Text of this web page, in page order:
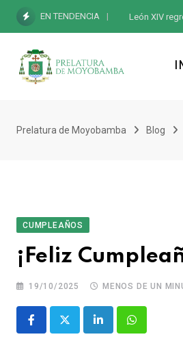
EN TENDENCIA León XIV
Prelatura de Moyobamba Blog
CUMPLEAÑOS
¡Feliz
19/10/2025 MENOS DE UN